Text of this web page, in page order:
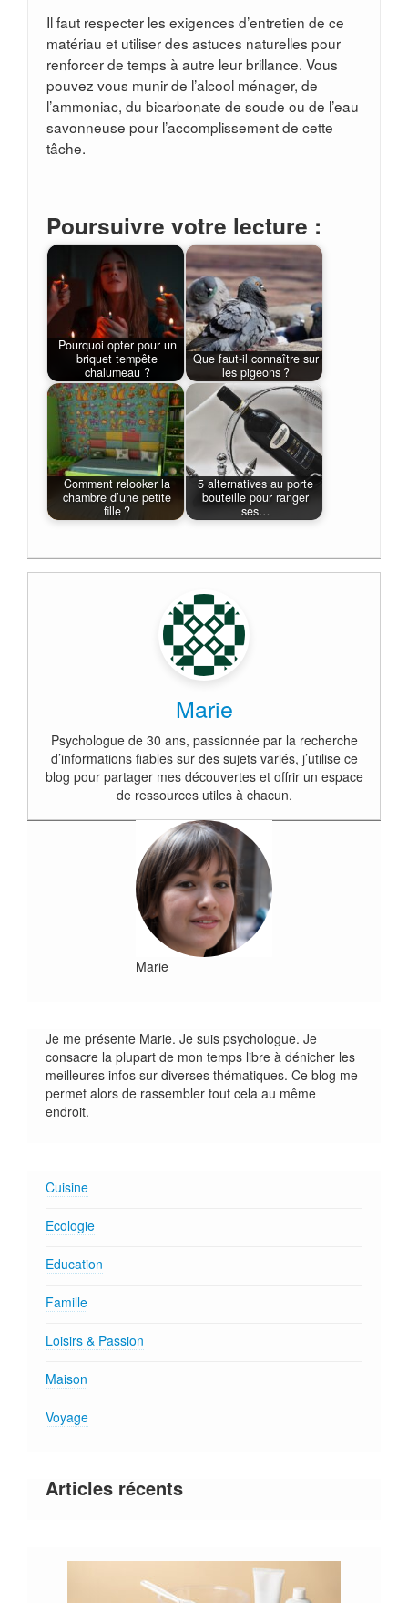
Il faut respecter les exigences d’entretien de ce
matériau et utiliser des astuces naturelles pour
renforcer de temps à autre leur brillance. Vous
pouvez vous munir de l’alcool ménager, de
l’ammoniac, du bicarbonate de soude ou de l’eau
savonneuse pour l’accomplissement de cette
tâche.
Poursuivre votre lecture :
Pourquoi opter pour un
briquet tempête
chalumeau ?
Que faut-il connaître sur
les pigeons ?
Comment relooker la
chambre d’une petite
fille ?
5 alternatives au porte
bouteille pour ranger
ses…
Marie
Psychologue de 30 ans, passionnée par la recherche
d’informations fiables sur des sujets variés, j’utilise ce
blog pour partager mes découvertes et offrir un espace
de ressources utiles à chacun.
Marie
Je me présente Marie. Je suis psychologue. Je
consacre la plupart de mon temps libre à dénicher les
meilleures infos sur diverses thématiques. Ce blog me
permet alors de rassembler tout cela au même
endroit.
Cuisine
Ecologie
Education
Famille
Loisirs & Passion
Maison
Voyage
Articles récents